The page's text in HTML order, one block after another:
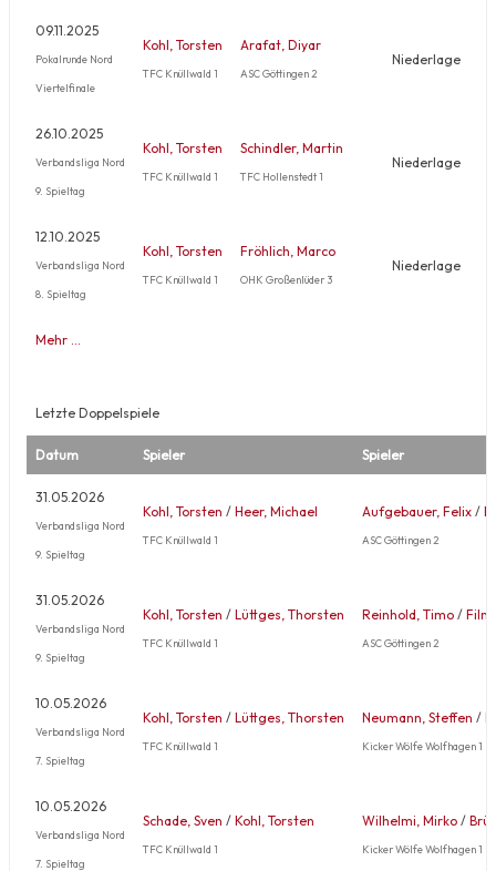
09.11.2025
Pokalrunde Nord
Viertelfinale
Kohl, Torsten
TFC Knüllwald 1
Arafat, Diyar
ASC Göttingen 2
Niederlage
26.10.2025
Verbandsliga Nord
9. Spieltag
Kohl, Torsten
TFC Knüllwald 1
Schindler, Martin
TFC Hollenstedt 1
Niederlage
12.10.2025
Verbandsliga Nord
8. Spieltag
Kohl, Torsten
TFC Knüllwald 1
Fröhlich, Marco
OHK Großenlüder 3
Niederlage
Mehr …
Letzte Doppelspiele
Datum Spieler Spieler
31.05.2026
Verbandsliga Nord
9. Spieltag
Kohl, Torsten / Heer, Michael
TFC Knüllwald 1
Aufgebauer, Felix /
ASC Göttingen 2
31.05.2026
Verbandsliga Nord
9. Spieltag
Kohl, Torsten / Lüttges, Thorsten
TFC Knüllwald 1
Reinhold, Timo /
ASC Göttingen 2
10.05.2026
Verbandsliga Nord
7. Spieltag
Kohl, Torsten / Lüttges, Thorsten
TFC Knüllwald 1
Neumann, Steffen /
Kicker Wölfe Wolfhagen 1
10.05.2026
Verbandsliga Nord
7. Spieltag
Schade, Sven / Kohl, Torsten
TFC Knüllwald 1
Wilhelmi, Mirko /
Kicker Wölfe Wolfhagen 1